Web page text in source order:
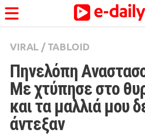
ΚΑΤΗΓΟΡΊΕΣ
Ειδήσεις
Θέματα
Videos
Podcasts
VIRAL / TABLOID
Πηνελόπη
Με χτύπησε στο
και τα μαλλιά μου
άντεξαν